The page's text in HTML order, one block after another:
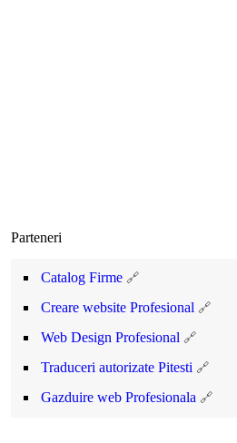
Parteneri
Catalog Firme
Creare website Profesional
Web Design Profesional
Traduceri autorizate Pitesti
Gazduire web Profesionala